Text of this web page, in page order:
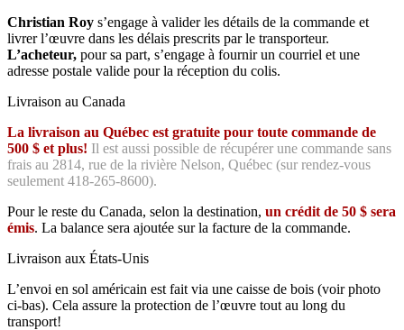
Christian Roy s’engage à valider les détails de la commande et
livrer l’œuvre dans les délais prescrits par le transporteur.
L’acheteur, pour sa part, s’engage à fournir un courriel et une
adresse postale valide pour la réception du colis.
Livraison au Canada
La livraison au Québec est gratuite pour toute commande de
500 $ et plus! Il est aussi possible de récupérer une commande sans
frais au 2814, rue de la rivière Nelson, Québec (sur rendez-vous
seulement 418-265-8600).
Pour le reste du Canada, selon la destination, un crédit de 50 $ sera
émis. La balance sera ajoutée sur la facture de la commande.
Livraison aux États-Unis
L’envoi en sol américain est fait via une caisse de bois (voir photo
ci-bas). Cela assure la protection de l’œuvre tout au long du
transport!